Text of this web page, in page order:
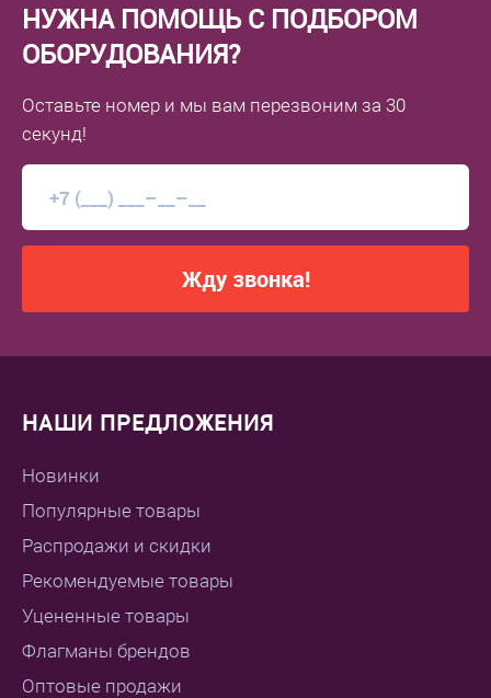
НУЖНА ПОМОЩЬ С ПОДБОРОМ
ОБОРУДОВАНИЯ?
Оставьте номер и мы вам перезвоним за 30
секунд!
Жду звонка!
НАШИ ПРЕДЛОЖЕНИЯ
Новинки
Популярные товары
Распродажи и скидки
Рекомендуемые товары
Уцененные товары
Флагманы брендов
Оптовые продажи